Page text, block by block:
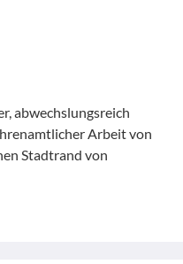
abwechslungsreich
Arbeit von
Stadtrand von